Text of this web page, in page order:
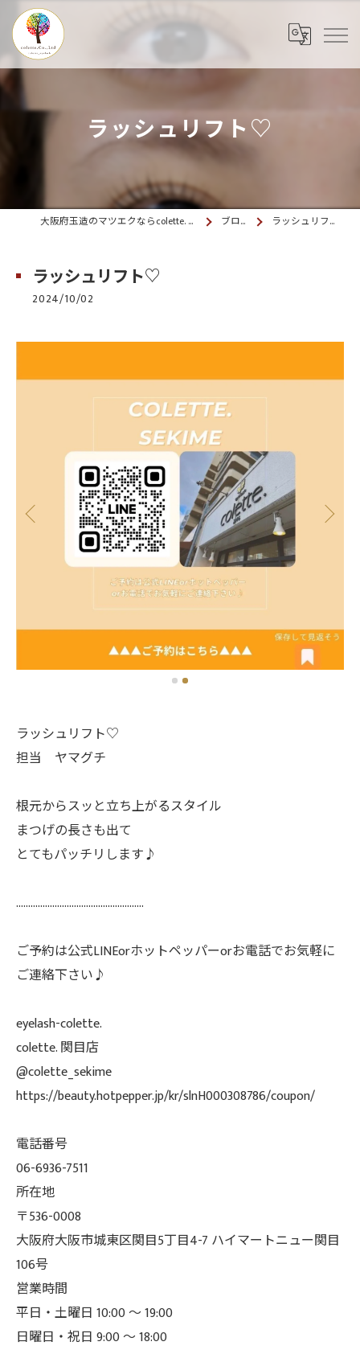
ラッシュリフト♡
大阪府玉造のマツエクならcolette. 玉造 ブログ ラッシュリフト♡
ラッシュリフト♡
2024/10/02
ラッシュリフト♡
担当 ヤマグチ
根元からスッと立ち上がるスタイル
まつげの長さも出て
とてもパッチリします♪
.....................................................
ご予約は公式LINEorホットペッパーorお電話でお気軽に
ご連絡下さい♪
eyelash-colette.
colette. 関目店
@colette_sekime
https://beauty.hotpepper.jp/kr/slnH000308786/coupon/
電話番号
06-6936-7511
所在地
〒536-0008
大阪府大阪市城東区関目5丁目4-7 ハイマートニュー関目
106号
営業時間
平日・土曜日 10:00 ～ 19:00
日曜日・祝日 9:00 ～ 18:00